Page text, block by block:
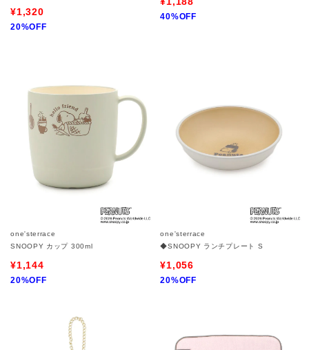
¥1,320
20%OFF
40%OFF
one'sterrace
SNOOPY カップ 300ml
¥1,144
20%OFF
one'sterrace
◆SNOOPY ランチプレート S
¥1,056
20%OFF